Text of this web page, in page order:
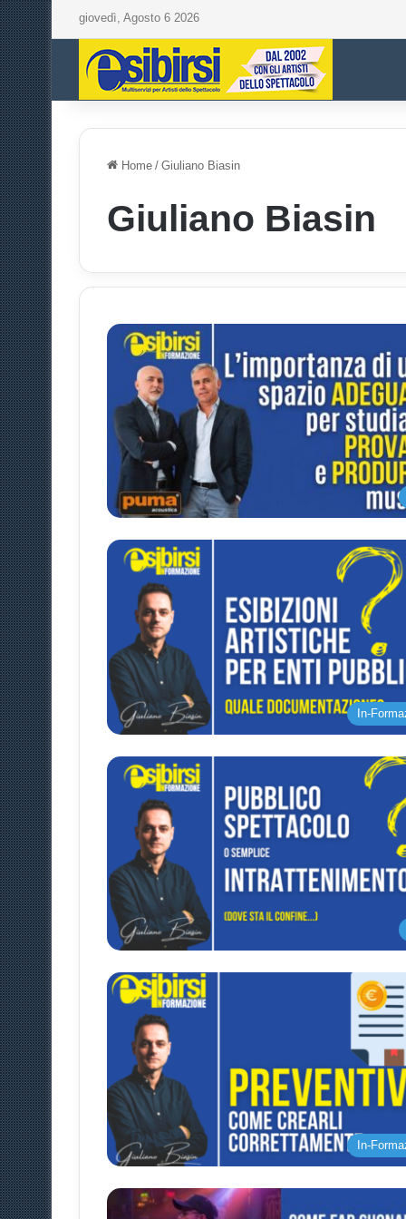
giovedì, Agosto 6 2026
Home / Giuliano Biasin
Giuliano Biasin
In-
In-